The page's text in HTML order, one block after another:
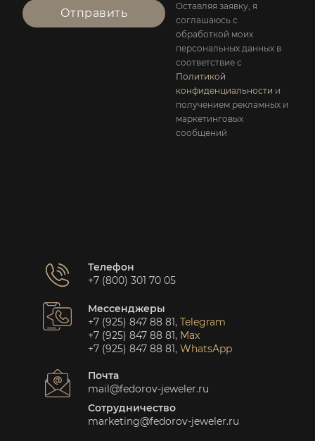
Отправить
Оставляя заявку, я
соглашаюсь с
обработкой моих
персональных данных в
соответствие с
Политикой
конфиденциальности и
получением рекламных и
маркетинговых
сообщений
Телефон
+7 (800) 301 70 05
Мессенджеры
+7 (925) 847 88 81, Telegram
+7 (925) 847 88 81, Max
+7 (925) 847 88 81, WhatsApp
Почта
mail@fedorov-jeweler.ru
Сотрудничество
marketing@fedorov-jeweler.ru